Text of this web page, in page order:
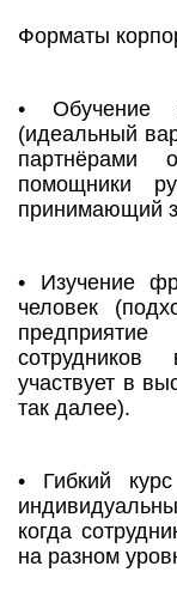
Форматы
• Обучение
(идеальный
партнёрами
помощники
принимающий
• Изучение
человек
участвует в
так далее).
• Гибкий
когда
на разном